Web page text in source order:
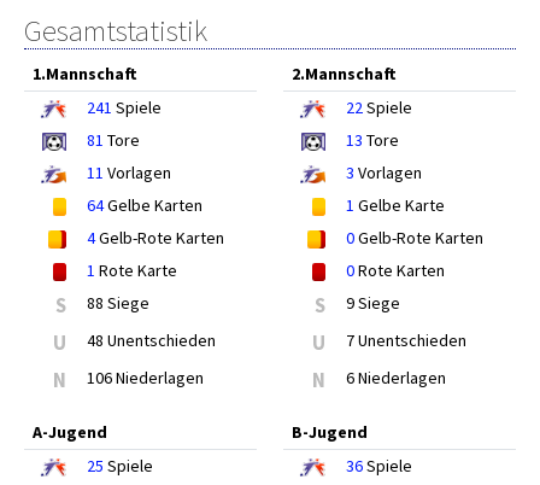
Gesamtstatistik
1.Mannschaft
241 Spiele
81 Tore
11 Vorlagen
64Gelbe Karten
4Gelb-Rote Karten
1 Rote Karte
S 88 Siege
U 48 Unentschieden
N 106 Niederlagen
2.Mannschaft
22Spiele
13 Tore
3 Vorlagen
1 Gelbe Karte
0Gelb-Rote Karten
0Rote Karten
S 9 Siege
U 7 Unentschieden
N 6 Niederlagen
A-Jugend
25 Spiele
B-Jugend
36Spiele